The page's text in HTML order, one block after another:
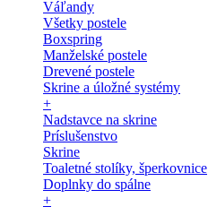
Váľandy
Všetky postele
Boxspring
Manželské postele
Drevené postele
Skrine a úložné systémy
+
Nadstavce na skrine
Príslušenstvo
Skrine
Toaletné stolíky, šperkovnice
Doplnky do spálne
+